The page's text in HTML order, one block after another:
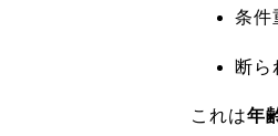
条件
断ら
これは年